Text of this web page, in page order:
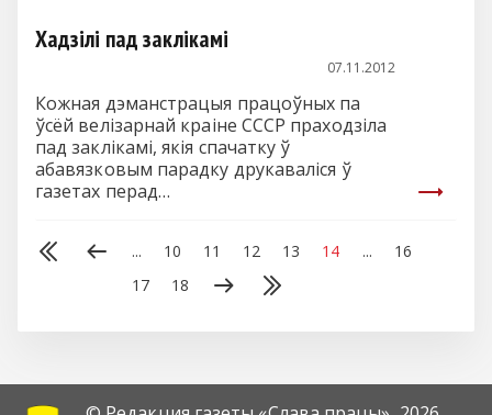
Хадзілі пад заклікамі
07.11.2012
Кожная дэманстрацыя працоўных па
ўсёй велізарнай краіне СССР праходзіла
пад заклікамі, якія спачатку ў
абавязковым парадку друкаваліся ў
газетах перад…
... 10 11 12 13 14 ...
16
17
18